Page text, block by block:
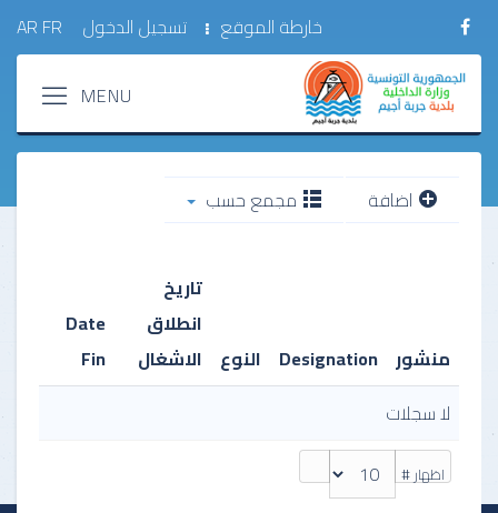
FR
AR خارطة الموقع تسجيل الدخول
اضافة مجمع حسب
منشور Designation النوع
تاريخ
انطلاق
الاشغال
Date
Fin
اظهار #
لا سجلات